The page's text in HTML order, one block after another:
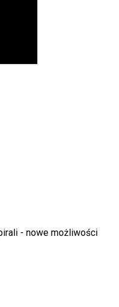
- nowe możliwości